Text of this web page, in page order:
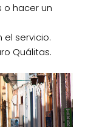
o hacer un
el servicio.
Quálitas.